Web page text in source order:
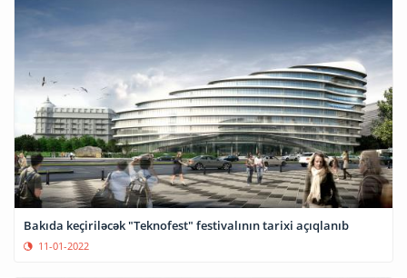
Bakıda keçiriləcək "Teknofest" festivalının tarixi açıqlanıb
11-01-2022